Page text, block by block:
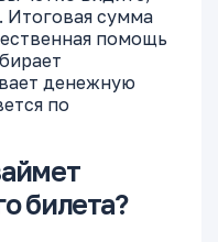
Итоговая сумма
помощь
денежную
по
билета?